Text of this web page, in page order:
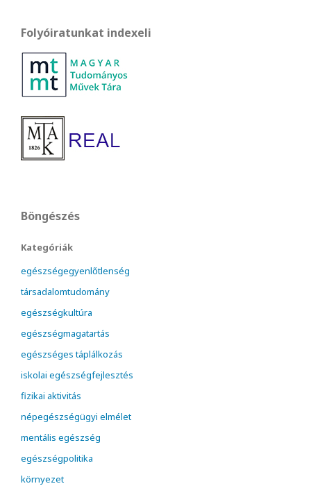
Folyóiratunkat indexeli
Böngészés
Kategóriák
egészségegyenlőtlenség
társadalomtudomány
egészségkultúra
egészségmagatartás
egészséges táplálkozás
iskolai egészségfejlesztés
fizikai aktivitás
népegészségügyi elmélet
mentális egészség
egészségpolitika
környezet